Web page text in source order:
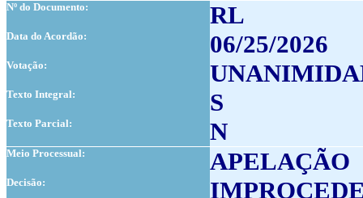
Nº do Documento: RL
Data do Acordão: 06/25/2026
Votação:
Texto Integral: S
Texto Parcial: N
Meio Processual: APELAÇÃO
Decisão: